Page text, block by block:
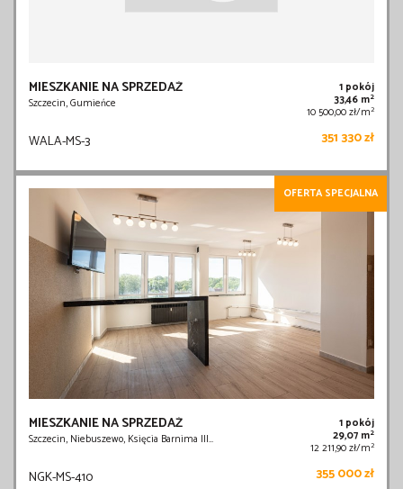
MIESZKANIE NA SPRZEDAŻ
Szczecin, Gumieńce
1 pokój
33,46 m2
10 500,00 zł/m2
WALA-MS-3 351 330 zł
OFERTA SPECJALNA
MIESZKANIE NA SPRZEDAŻ
Szczecin, Niebuszewo, Księcia Barnima III…
1 pokój
29,07 m2
12 211,90 zł/m2
NGK-MS-410 355 000 zł